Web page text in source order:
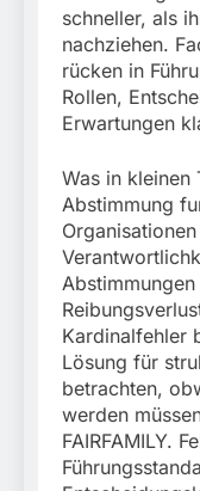
schneller, als
nachziehen.
rücken in
Rollen,
Erwartungen
Was in kleinen
Abstimmung
Kardinalfehler
Lösung für
betrachten,
werden
FAIRFAMILY.